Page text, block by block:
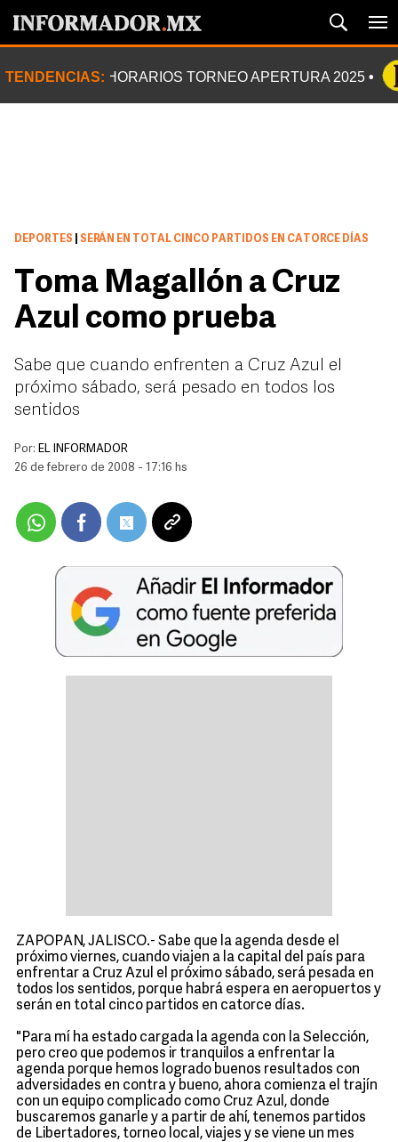
TENDENCIAS: HORARIOS TORNEO APERTURA 2025
DEPORTES SERÁN EN TOTAL CINCO PARTIDOS EN CATORCE DÍAS
Toma Magallón a Cruz
Azul como prueba
Sabe que cuando enfrenten a Cruz Azul el
próximo sábado, será pesado en todos los
sentidos
Por: EL INFORMADOR
26 de febrero de 2008 - 17:16 hs
ZAPOPAN, JALISCO.- Sabe que la agenda desde el
próximo viernes, cuando viajen a la capital del país para
enfrentar a Cruz Azul el próximo sábado, será pesada en
todos los sentidos, porque habrá espera en aeropuertos y
serán en total cinco partidos en catorce días.
"Para mí ha estado cargada la agenda con la Selección,
pero creo que podemos ir tranquilos a enfrentar la
agenda porque hemos logrado buenos resultados con
adversidades en contra y bueno, ahora comienza el trajín
con un equipo complicado como Cruz Azul, donde
buscaremos ganarle y a partir de ahí, tenemos partidos
de Libertadores, torneo local, viajes y se viene un mes